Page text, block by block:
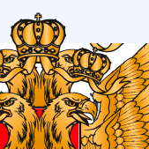
/ 12